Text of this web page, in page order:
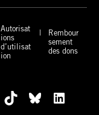
Autorisat
ions
d’utilisat
ion
Rembour
sement
des dons
TikTok Bluesky
LinkedIn